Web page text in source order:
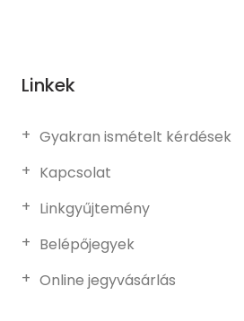
Linkek
Gyakran ismételt kérdések
Kapcsolat
Linkgyűjtemény
Belépőjegyek
Online jegyvásárlás